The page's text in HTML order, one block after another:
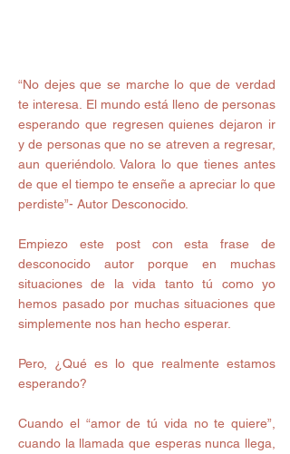
“No dejes que se marche lo que de verdad
te interesa. El mundo está lleno de personas
esperando que regresen quienes dejaron ir
y de personas que no se atreven a regresar,
aun queriéndolo. Valora lo que tienes antes
de que el tiempo te enseñe a apreciar lo que
perdiste”- Autor Desconocido.
Empiezo este post con esta frase de
desconocido autor porque en muchas
situaciones de la vida tanto tú como yo
hemos pasado por muchas situaciones que
simplemente nos han hecho esperar.
Pero, ¿Qué es lo que realmente estamos
esperando?
Cuando el “amor de tú vida no te quiere”,
cuando la llamada que esperas nunca llega,